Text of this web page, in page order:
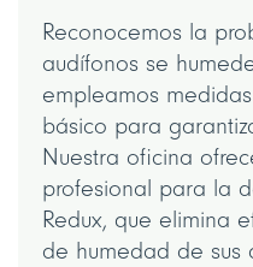
Reconocemos la
audífonos se
empleamos
básico para
Nuestra oficina
profesional para la
Redux, que elimina
de humedad de sus